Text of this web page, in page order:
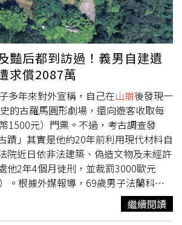
豔后都到訪過！義男自建遺
求償2087萬
多年來對外宣稱，自己在山崩後發現一
的古羅馬圓形劇場，還向遊客收取每
1500元）門票。不過，考古調查發
蹟」其實是他約20年前利用現代材料自
院近日依非法建築、偽造文物及未經許
他2年4個月徒刑，並裁罰3000歐元
。根據外媒報導，69歲男子法蘭科馬
）宣稱2005年因
發現位於義大
）的「貝里科圓形劇場」，並向
繼續閱讀